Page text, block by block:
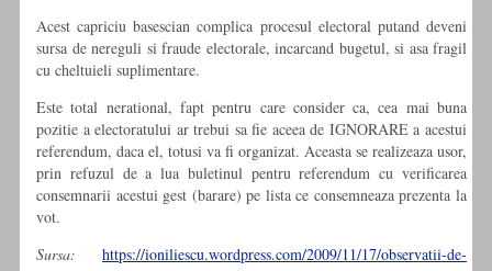
Acest capriciu basescian complica procesul electoral putand deveni
sursa de nereguli si fraude electorale, incarcand bugetul, si asa fragil
cu cheltuieli suplimentare.
Este total nerational, fapt pentru care consider ca, cea mai buna
pozitie a electoratului ar trebui sa fie aceea de IGNORARE a acestui
referendum, daca el, totusi va fi organizat. Aceasta se realizeaza usor,
prin refuzul de a lua buletinul pentru referendum cu verificarea
consemnarii acestui gest (barare) pe lista ce consemneaza prezenta la
vot.
Sursa:
https://ioniliescu.wordpress.com/2009/11/17/observatii-de-